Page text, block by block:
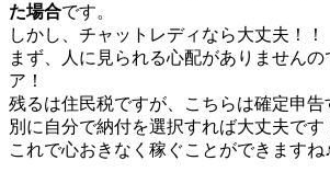
た場合です。
しかし、チャットレディなら大丈夫！！
まず、人に見られる心配がありませんの
ア！
残るは住民税ですが、こちらは確定申
別に自分で納付を選択すれば大丈夫です
これで心おきなく稼ぐことができますね